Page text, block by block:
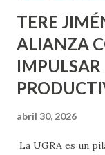
TERE
ALIANZA
abril 30, 2026
La UGRA es un